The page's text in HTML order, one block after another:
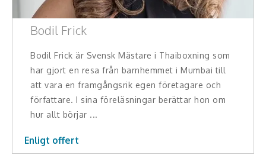
Ljus och belysning
Komiker
Konst
Middagsunderhållning
Musiker
Something a Little Different
Bodil Frick
Bodil Frick är Svensk Mästare i Thaiboxning som
har gjort en resa från barnhemmet i Mumbai till
att vara en framgångsrik egen företagare och
författare. I sina föreläsningar berättar hon om
hur allt börjar ...
Enligt offert